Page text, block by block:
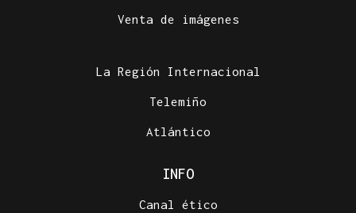
Venta de imágenes
La Región Internacional
Telemiño
Atlántico
INFO
Canal ético